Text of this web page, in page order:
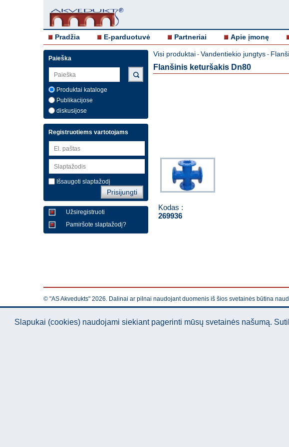
Pradžia E-parduotuvė Partneriai Apie įmonę
Paieška
Produktai kataloge
Publikacijose
diskusijose
Registruotiems vartotojams
Išsaugoti slaptažodį
Užsiregistruoti
Pamiršote slaptažodį?
Visi produktai - Vandentiekio jungtys -
Flanšinis keturšakis Dn80
Kodas :
269936
© "AS Akvedukts" 2026. Dalinai ar pilnai naudojant duomenis iš šios svetainės būtina
Slapukai (cookies) naudojami siekiant pagerinti mūsų svetainės našumą.